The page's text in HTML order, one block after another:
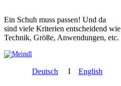
Ein Schuh muss passen! Und da
sind viele Kriterien entscheidend wie
Technik, Größe, Anwendungen, etc.
Deutsch I English